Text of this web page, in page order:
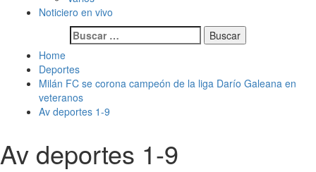
Noticiero en vivo
Buscar:
Home
Deportes
Milán FC se corona campeón de la liga Darío Galeana en
veteranos
Av deportes 1-9
Av deportes 1-9